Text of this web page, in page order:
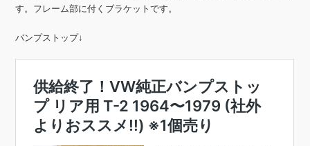
す。フレーム部に付くブラケットです。
バンプストップ↓